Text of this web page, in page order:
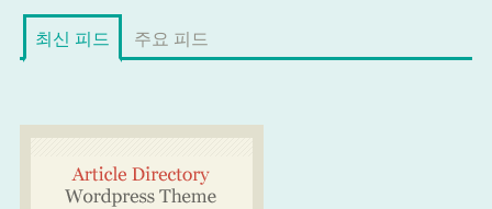
최신 피드 주요 피드